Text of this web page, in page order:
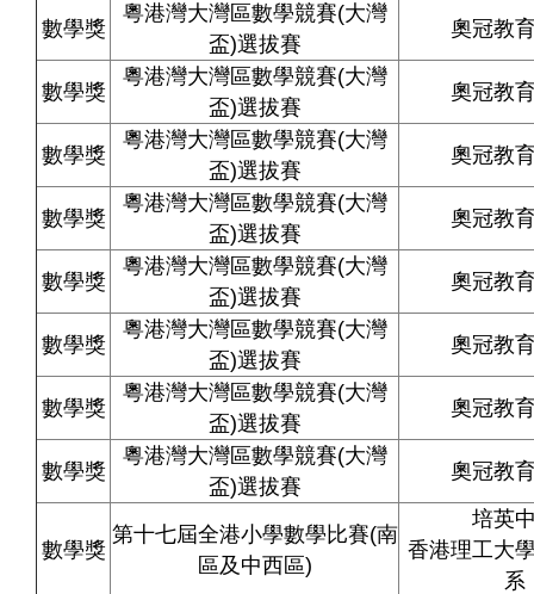
數學獎
粵港灣大灣區數學競賽(大灣
盃)選拔賽
奧冠教
數學獎
粵港灣大灣區數學競賽(大灣
盃)選拔賽
奧冠教
數學獎
粵港灣大灣區數學競賽(大灣
盃)選拔賽
奧冠教
數學獎
粵港灣大灣區數學競賽(大灣
盃)選拔賽
奧冠教
數學獎
粵港灣大灣區數學競賽(大灣
盃)選拔賽
奧冠教
數學獎
粵港灣大灣區數學競賽(大灣
盃)選拔賽
奧冠教
數學獎
粵港灣大灣區數學競賽(大灣
盃)選拔賽
奧冠教
數學獎
粵港灣大灣區數學競賽(大灣
盃)選拔賽
奧冠教
數學獎
第十七屆全港小學數學比賽(南
區及中西區)
培英
香港理工大
系